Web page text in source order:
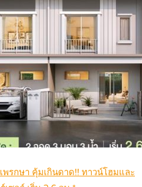
พรกษา คุ้มเกินดาด!! ทาวน์โฮมและ